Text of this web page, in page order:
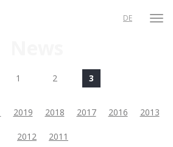
DE
1 2 3
2019 2018 2017 2016 2013
2012 2011